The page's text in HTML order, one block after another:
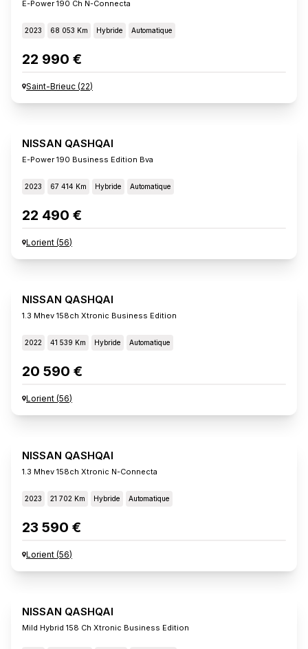
E-Power 190 Ch N-Connecta
2023 68 053 Km Hybride Automatique
22 990 €
Saint-Brieuc (22)
NISSAN QASHQAI
E-Power 190 Business Edition Bva
2023 67 414 Km Hybride Automatique
22 490 €
Lorient (56)
NISSAN QASHQAI
1.3 Mhev 158ch Xtronic Business Edition
2022 41 539 Km Hybride Automatique
20 590 €
Lorient (56)
NISSAN QASHQAI
1.3 Mhev 158ch Xtronic N-Connecta
2023 21 702 Km Hybride Automatique
23 590 €
Lorient (56)
NISSAN QASHQAI
Mild Hybrid 158 Ch Xtronic Business Edition